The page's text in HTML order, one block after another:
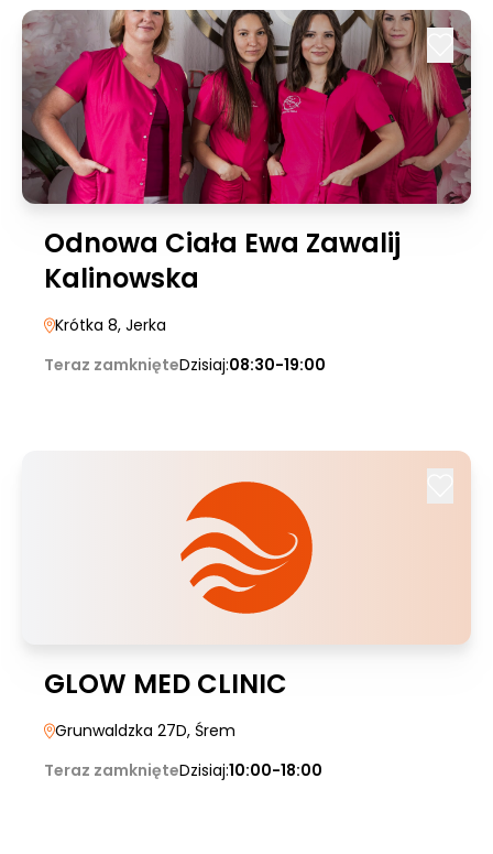
Odnowa Ciała Ewa Zawalij
Kalinowska
Krótka 8, Jerka
Teraz zamknięteDzisiaj:08:30-19:00
GLOW MED CLINIC
Grunwaldzka 27D, Śrem
Teraz zamknięteDzisiaj:10:00-18:00